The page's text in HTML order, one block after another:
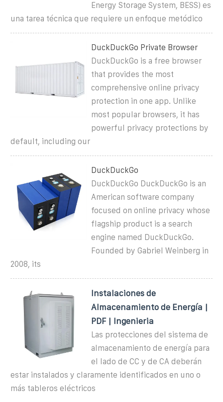
Energy Storage System, BESS) es
una tarea técnica que requiere un enfoque metódico
DuckDuckGo Private Browser
DuckDuckGo is a free browser
that provides the most
comprehensive online privacy
protection in one app. Unlike
most popular browsers, it has
powerful privacy protections by
default, including our
DuckDuckGo
DuckDuckGo DuckDuckGo is an
American software company
focused on online privacy whose
flagship product is a search
engine named DuckDuckGo.
Founded by Gabriel Weinberg in
2008, its
Instalaciones de
Almacenamiento de Energía |
PDF | Ingenieria
Las protecciones del sistema de
almacenamiento de energía para
el lado de CC y de CA deberán
estar instalados y claramente identificados en uno o
más tableros eléctricos